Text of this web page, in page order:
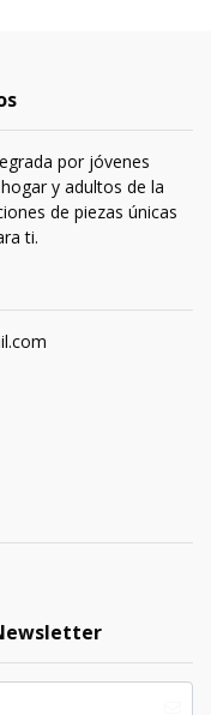
por jóvenes
y adultos de la
de piezas únicas
ti.